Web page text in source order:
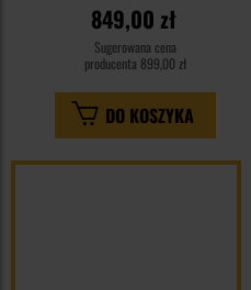
849,00 zł
Sugerowana cena
producenta 899,00 zł
DO KOSZYKA